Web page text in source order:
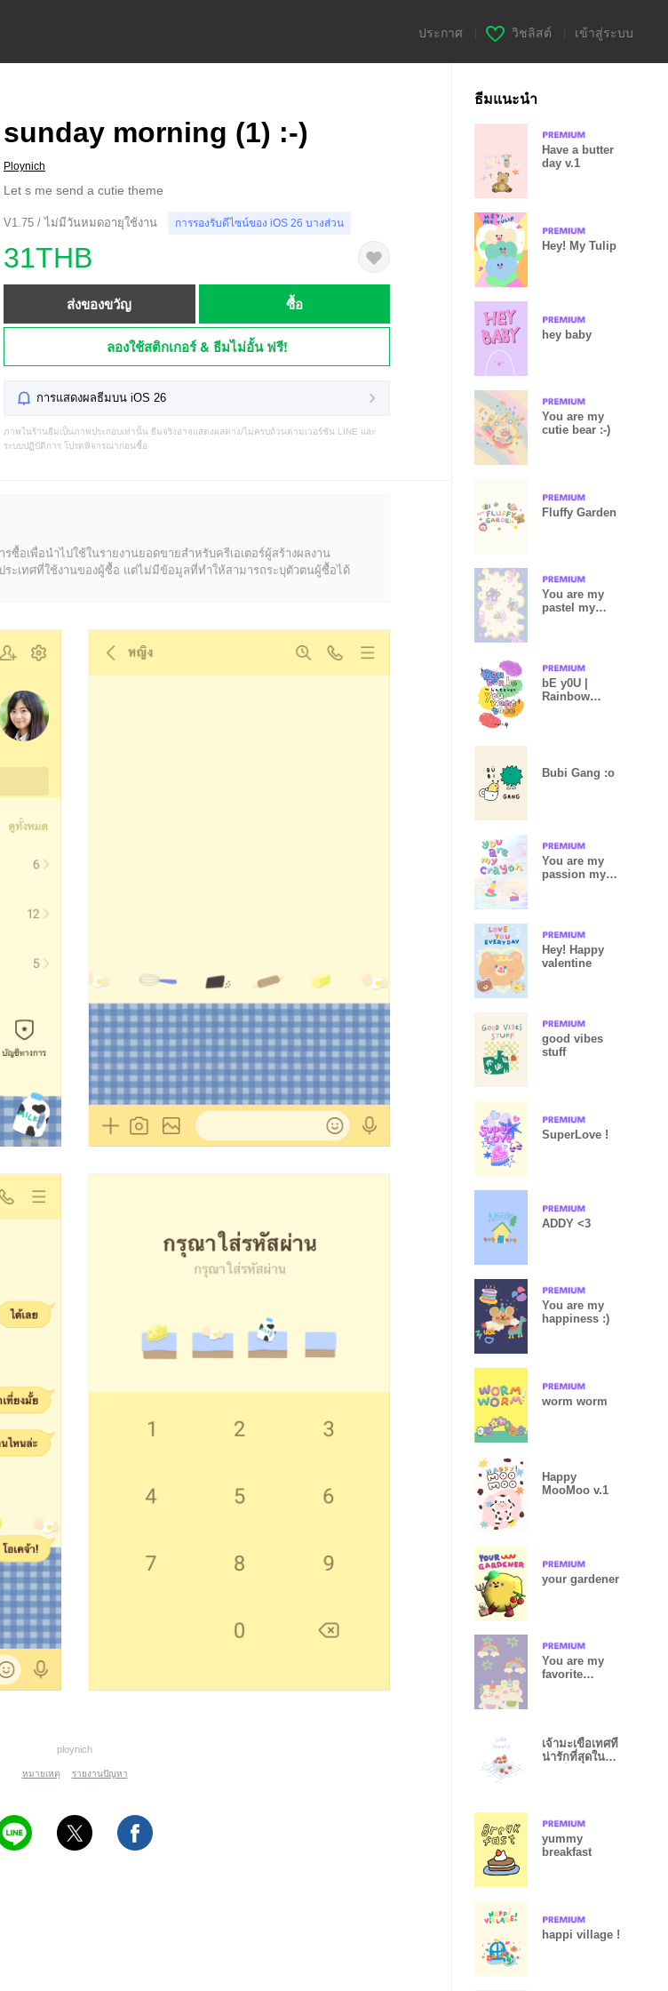
ประกาศ วิชลิสต์ เข้าสู่ระบบ
sunday morning (1) :-)
Ploynich
Let s me send a cutie theme
V1.75 / ไม่มีวันหมดอายุใช้งาน การรองรับดีไซน์ของ iOS 26 บางส่วน
31THB
ส่งของขวัญ ซื้อ
ลองใช้สติกเกอร์ & ธีมไม่อั้น ฟรี!
การแสดงผลธีมบน iOS 26
ภาพในร้านธีมเป็นภาพประกอบเท่านั้น ธีมจริงอาจแสดงผลต่าง/ไม่ครบถ้วนตามเวอร์ชัน LINE และ
ระบบปฏิบัติการ โปรดพิจารณาก่อนซื้อ
รซื้อเพื่อนำไปใช้ในรายงานยอดขายสำหรับครีเอเตอร์ผู้สร้างผลงาน
ะเทศที่ใช้งานของผู้ซื้อ แต่ไม่มีข้อมูลที่ทำให้สามารถระบุตัวตนผู้ซื้อได้
ploynich
หมายเหตุ รายงานปัญหา
ธีมแนะนำ
Have a butter
day v.1
Hey! My Tulip
hey baby
You are my
cutie bear :-)
Fluffy Garden
You are my
pastel my
bE y0U |
Rainbow
Bubi Gang :o
You are my
passion my
Hey! Happy
valentine
good vibes
stuff
SuperLove !
ADDY <3
You are my
happiness :)
worm worm
Happy
MooMoo v.1
your gardener
You are my
favorite
เจ้ามะเขือเทศที่
น่ารักที่สุดใน
yummy
breakfast
happi village !